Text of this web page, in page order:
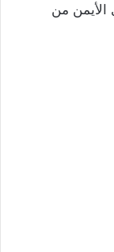
الأيمن من